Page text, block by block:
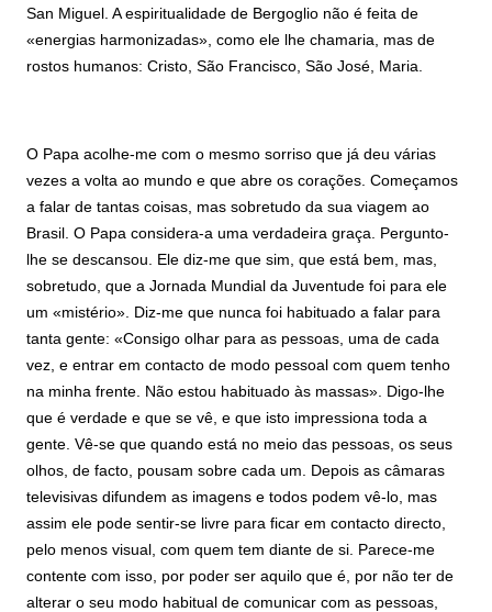
San Miguel. A espiritualidade de Bergoglio não é feita de
«energias harmonizadas», como ele lhe chamaria, mas de
rostos humanos: Cristo, São Francisco, São José, Maria.
O Papa acolhe-me com o mesmo sorriso que já deu várias
vezes a volta ao mundo e que abre os corações. Começamos
a falar de tantas coisas, mas sobretudo da sua viagem ao
Brasil. O Papa considera-a uma verdadeira graça. Pergunto-
lhe se descansou. Ele diz-me que sim, que está bem, mas,
sobretudo, que a Jornada Mundial da Juventude foi para ele
um «mistério». Diz-me que nunca foi habituado a falar para
tanta gente: «Consigo olhar para as pessoas, uma de cada
vez, e entrar em contacto de modo pessoal com quem tenho
na minha frente. Não estou habituado às massas». Digo-lhe
que é verdade e que se vê, e que isto impressiona toda a
gente. Vê-se que quando está no meio das pessoas, os seus
olhos, de facto, pousam sobre cada um. Depois as câmaras
televisivas difundem as imagens e todos podem vê-lo, mas
assim ele pode sentir-se livre para ficar em contacto directo,
pelo menos visual, com quem tem diante de si. Parece-me
contente com isso, por poder ser aquilo que é, por não ter de
alterar o seu modo habitual de comunicar com as pessoas,